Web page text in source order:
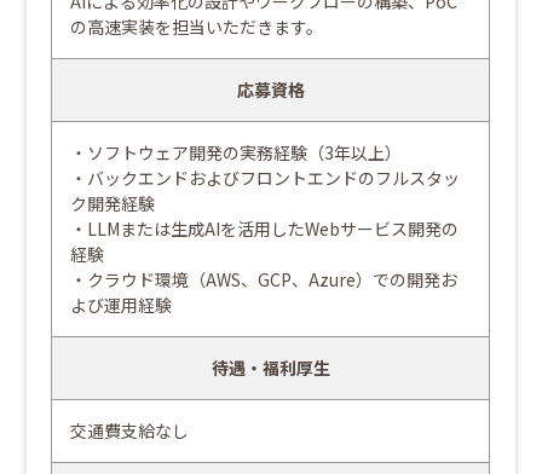
の高速実装を担当いただきます。
応募資格
・ソフトウェア開発の実務経験（3年以上）
・バックエンドおよびフロントエンドのフルスタッ
ク開発経験
・LLMまたは生成AIを活用したWebサービス開発の
経験
・クラウド環境（AWS、GCP、Azure）での開発お
よび運用経験
待遇・福利厚生
交通費支給なし